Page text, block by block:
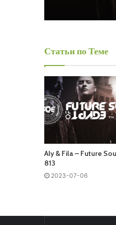
Статьи по Теме
Aly & Fila – Future
813
2023-07-06